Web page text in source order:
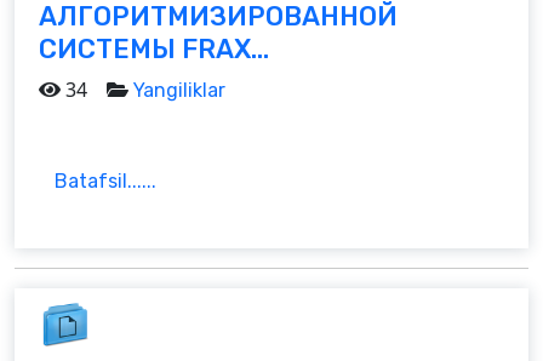
АЛГОРИТМИЗИРОВАННОЙ
СИСТЕМЫ FRAX...
34 Yangiliklar
Batafsil......